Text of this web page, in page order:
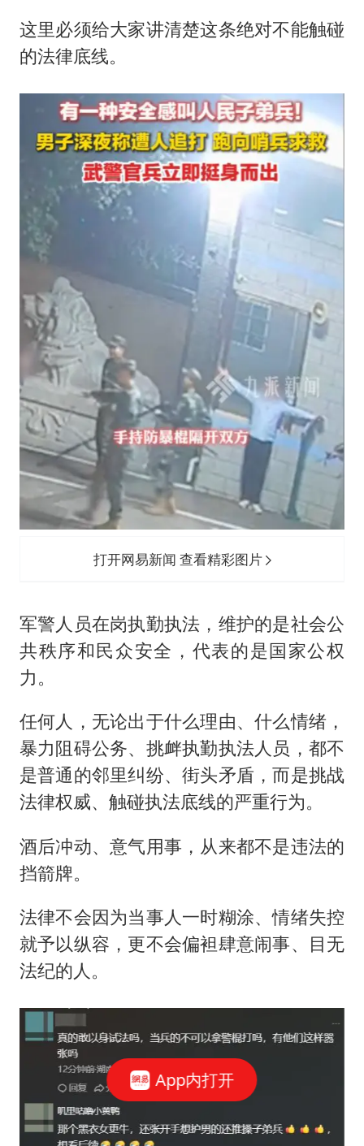
这里必须给大家讲清楚这条绝对不能触碰
的法律底线。
打开网易新闻 查看精彩图片
军警人员在岗执勤执法，维护的是社会公
共秩序和民众安全，代表的是国家公权
力。
任何人，无论出于什么理由、什么情绪，
暴力阻碍公务、挑衅执勤执法人员，都不
是普通的邻里纠纷、街头矛盾，而是挑战
法律权威、触碰执法底线的严重行为。
酒后冲动、意气用事，从来都不是违法的
挡箭牌。
法律不会因为当事人一时糊涂、情绪失控
就予以纵容，更不会偏袒肆意闹事、目无
法纪的人。
App内打开